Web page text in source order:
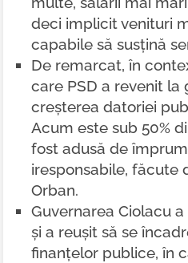
deci implicit venituri
capabile să susțină
De remarcat, în
care PSD a revenit
creșterea datoriei
Acum este sub 50%
fost adusă de
iresponsabile, făcute
Orban.
Guvernarea Ciolacu
și a reușit să se
finanțelor publice, în